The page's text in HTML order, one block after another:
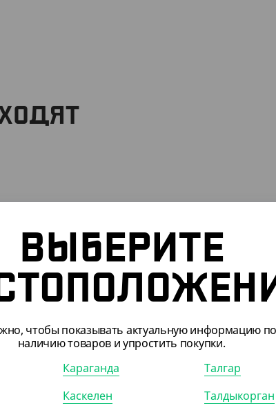
ВЫБЕРИТЕ
чтобы показывать актуальную информацию
наличию товаров и упростить покупки.
Караганда
Каскелен
Талгар
Талдыкорган